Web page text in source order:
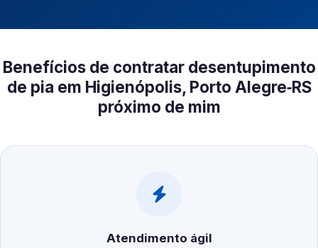
Benefícios de contratar desentupimento
de pia em Higienópolis, Porto Alegre‑RS
próximo de mim
Atendimento ágil